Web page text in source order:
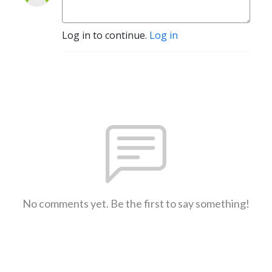
Log in to continue. Log in
No comments yet. Be the first to say something!